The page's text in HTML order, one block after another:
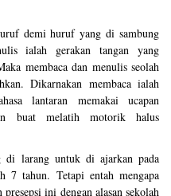
demi huruf yang di sambung
ialah gerakan tangan yang
membaca dan menulis seolah
Dikarnakan membaca ialah
lantaran memakai ucapan
buat melatih motorik halus
di larang untuk di ajarkan pada
tahun. Tetapi entah mengapa
ini dengan alasan sekolah